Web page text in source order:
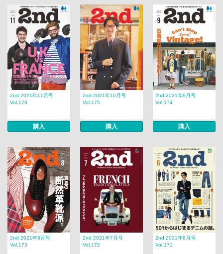
2nd 2021年11月号
Vol.176
購入
2nd 2021年10月号
Vol.175
購入
2nd 2021年9月号
Vol.174
購入
2nd 2021年8月号
Vol.173
2nd 2021年7月号
Vol.172
2nd 2021年6月号
Vol.171